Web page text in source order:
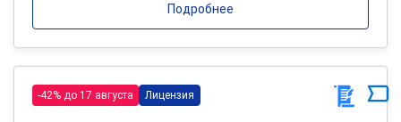
Подробнее
-42% до 17 августа Лицензия